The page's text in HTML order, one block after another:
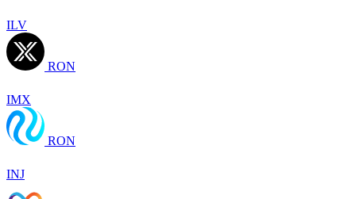
ILV
RON
IMX
RON
INJ